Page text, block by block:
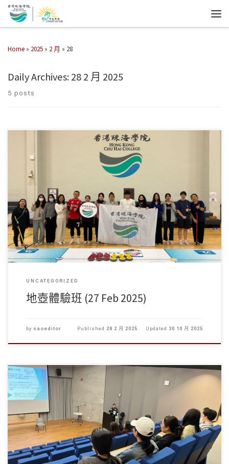
Home » 2025 » 2 月 » 28
Daily Archives:28 2 月 2025
5 posts
學生事務處體育組於2025年2月27日（星期四） 舉辦了地壺 […]
UNCATEGORIZED
地壺體驗班 (27 Feb 2025)
by saoeditor Published 28 2 月 2025 Updated 30 10 月 2025
鑒於近期發生多宗針對學生的詐騙案， 學生事務處聯同香港警務處 […]